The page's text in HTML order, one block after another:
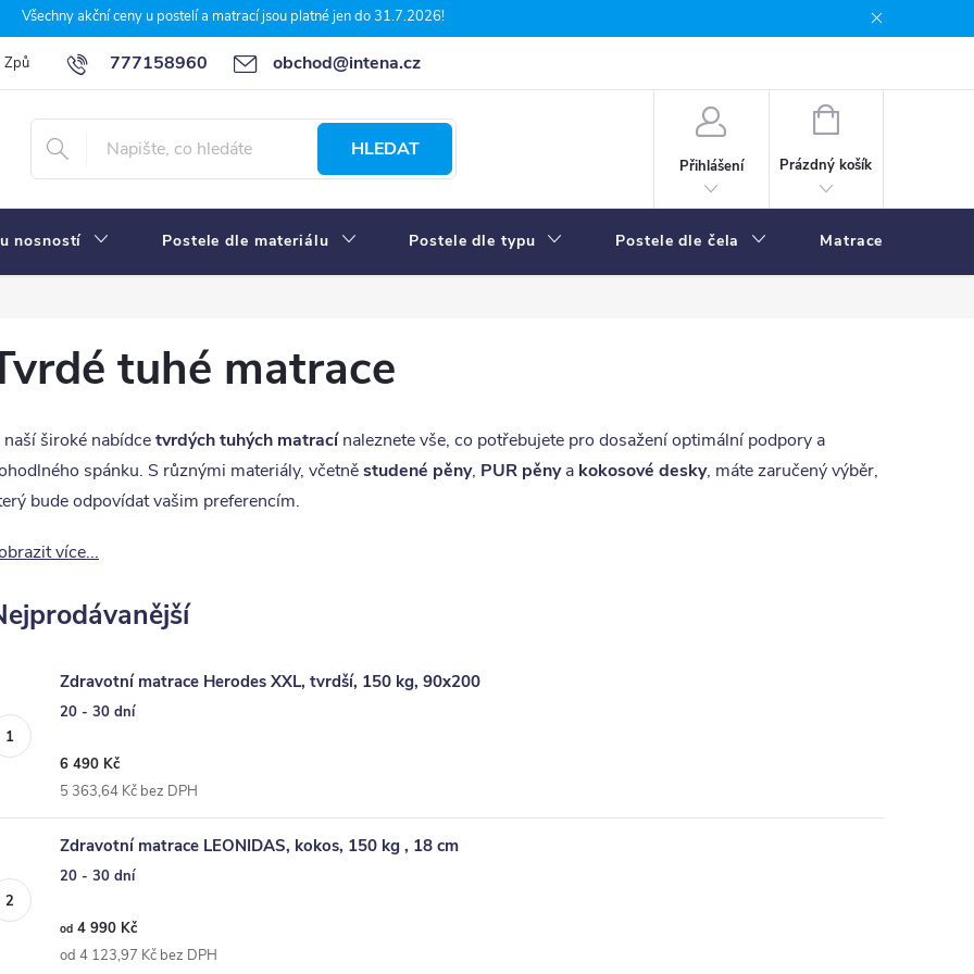
Všechny akční ceny u postelí a matrací jsou platné jen do 31.7.2026!
777158960 obchod@intena.cz
Způsoby a ceny dopravy 7 důvodů, proč nakupit u Intena nábytek
HLEDAT
Přihlášení
NÁKUPNÍ
Prázdný košík
nosností Postele dle materiálu Postele dle typu Postele dle čela Matrace
tuhé matrace
naší široké nabídcetvrdých tuhých matracínaleznete vše, co potřebujete pro dosažení optimální podpory a
spánku. S různými materiály, včetněstudené pěny, PUR pěnya kokosové desky, máte zaručený výběr,
bude odpovídat vašim preferencím.
více...
Zdravotní matrace Herodes XXL, tvrdší, 150 kg, 90x200
20 - 30 dní
6 490 Kč
5 363,64 Kč bez DPH
Zdravotní matrace LEONIDAS, kokos, 150 kg , 18 cm
20 - 30 dní
od 4 990 Kč
od 4 123,97 Kč bez DPH